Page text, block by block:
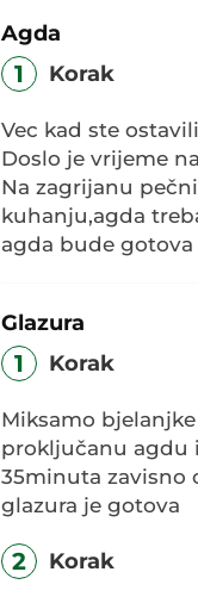
Agda
1 Korak
Vec kad ste
Doslo je vrijeme
Na zagrijanu
kuhanju,agda
agda bude
Glazura
1 Korak
Miksamo
proključanu agdu
35minuta zavisno
glazura je gotova
2 Korak